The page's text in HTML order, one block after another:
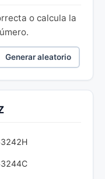
o calcula la
Generar aleatorio